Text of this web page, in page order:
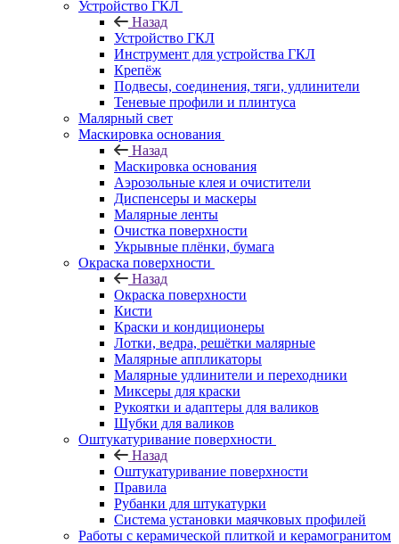
Устройство ГКЛ
Назад
Устройство ГКЛ
Инструмент для устройства ГКЛ
Крепёж
Подвесы, соединения, тяги, удлинители
Теневые профили и плинтуса
Малярный свет
Маскировка основания
Назад
Маскировка основания
Аэрозольные клея и очистители
Диспенсеры и маскеры
Малярные ленты
Очистка поверхности
Укрывные плёнки, бумага
Окраска поверхности
Назад
Окраска поверхности
Кисти
Краски и кондиционеры
Лотки, ведра, решётки малярные
Малярные аппликаторы
Малярные удлинители и переходники
Миксеры для краски
Рукоятки и адаптеры для валиков
Шубки для валиков
Оштукатуривание поверхности
Назад
Оштукатуривание поверхности
Правила
Рубанки для штукатурки
Система установки маячковых профилей
Работы с керамической плиткой и керамогранитом